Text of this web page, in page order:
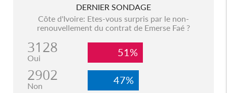
DERNIER SONDAGE
Côte d'Ivoire: Etes-vous surpris par le non-
renouvellement du contrat de Emerse Faé ?
3128
Oui 51%
2902
Non 47%